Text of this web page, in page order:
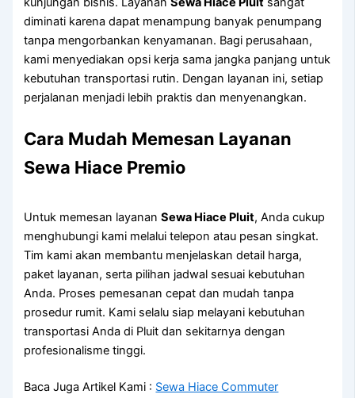
diminati karena dapat menampung banyak penumpang
tanpa mengorbankan kenyamanan. Bagi perusahaan,
kami menyediakan opsi kerja sama jangka panjang untuk
kebutuhan transportasi rutin. Dengan layanan ini, setiap
perjalanan menjadi lebih praktis dan menyenangkan.
Cara Mudah Memesan Layanan
Sewa Hiace Premio
Untuk memesan layananSewa Hiace Pluit, Anda cukup
menghubungi kami melalui telepon atau pesan singkat.
Tim kami akan membantu menjelaskan detail harga,
paket layanan, serta pilihan jadwal sesuai kebutuhan
Anda. Proses pemesanan cepat dan mudah tanpa
prosedur rumit. Kami selalu siap melayani kebutuhan
transportasi Anda di Pluit dan sekitarnya dengan
profesionalisme tinggi.
Baca Juga Artikel Kami : Sewa Hiace Commuter